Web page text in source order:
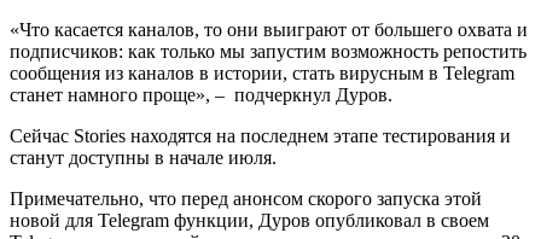
«Что касается каналов, то они выиграют от большего охвата и
подписчиков: как только мы запустим возможность репостить
сообщения из каналов в истории, стать вирусным в Telegram
станет намного проще», – подчеркнул Дуров.
Сейчас Stories находятся на последнем этапе тестирования и
станут доступны в начале июля.
Примечательно, что перед анонсом скорого запуска этой
новой для Telegram функции, Дуров опубликовал в своем